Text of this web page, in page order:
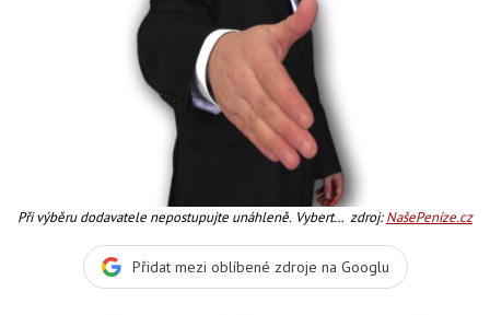
Při výběru dodavatele nepostupujte unáhleně. Vyberte
jak podmínkami smlouvy, tak i přístupem. Foto:SXC,
zdroj:NašePeníze.cz
Přidat mezi oblíbené zdroje na Googlu